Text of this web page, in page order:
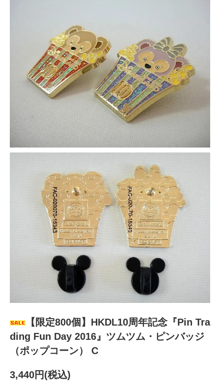
【限定800個】HKDL10周年記念『Pin Tra
ding Fun Day 2016』ツムツム・ピンバッジ
（ポップコーン） C
3,440円(税込)